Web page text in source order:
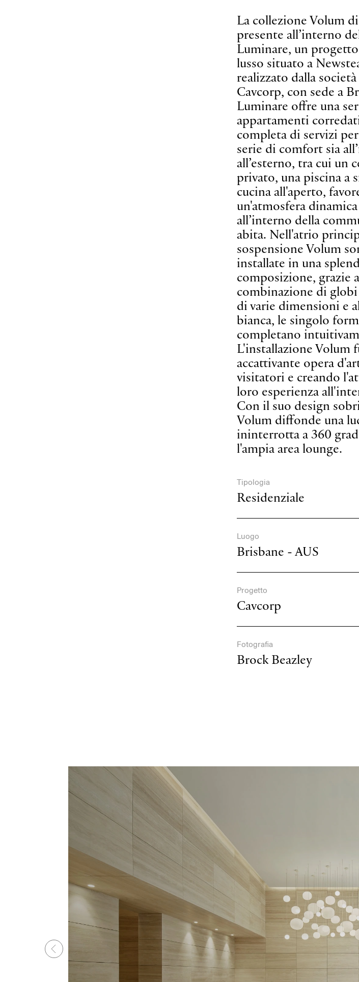
Volum
Sospensioni
La collezione Volum
presente all’interno
Luminare, un
lusso situato a
realizzato dalla
Cavcorp, con sede a
Luminare offre una
appartamenti
completa di servizi
serie di comfort sia
all’esterno, tra cui un
privato, una piscina a
cucina all'aperto,
un'atmosfera dinamica
all’interno della
abita. Nell'atrio
sospensione Volum
installate in una
composizione, grazie
combinazione di
di varie dimensioni e
bianca, le singolo
completano
L'installazione Volum
accattivante opera
visitatori e creando
loro esperienza
Con il suo design
Volum diffonde una
ininterrotta a 360
l'ampia area lounge.
Tipologia
Residenziale
Luogo
Brisbane - AUS
Progetto
Cavcorp
Fotografia
Brock Beazley